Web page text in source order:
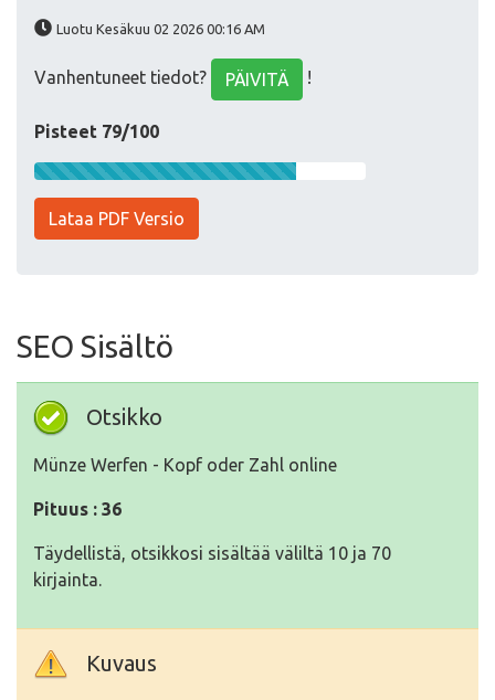
Luotu Kesäkuu 02 2026 00:16 AM
Vanhentuneet tiedot? PÄIVITÄ !
Pisteet 79/100
Lataa PDF Versio
SEO Sisältö
Otsikko
Münze Werfen - Kopf oder Zahl online
Pituus : 36
Täydellistä, otsikkosi sisältää väliltä 10 ja 70
kirjainta.
Kuvaus